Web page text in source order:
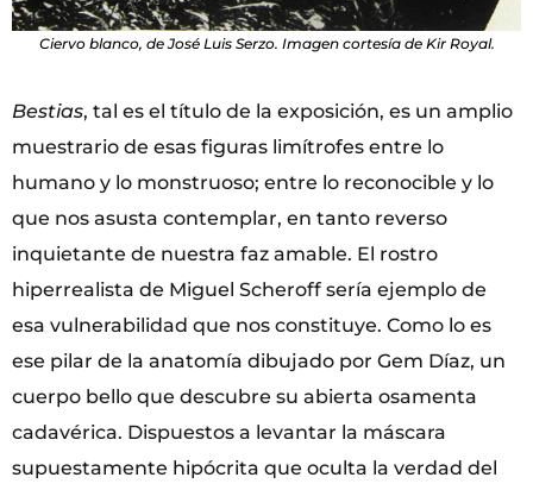
Ciervo blanco, de José Luis Serzo. Imagen cortesía de Kir Royal.
Bestias, tal es el título de la exposición, es un amplio
muestrario de esas figuras limítrofes entre lo
humano y lo monstruoso; entre lo reconocible y lo
que nos asusta contemplar, en tanto reverso
inquietante de nuestra faz amable. El rostro
hiperrealista de Miguel Scheroff sería ejemplo de
esa vulnerabilidad que nos constituye. Como lo es
ese pilar de la anatomía dibujado por Gem Díaz, un
cuerpo bello que descubre su abierta osamenta
cadavérica. Dispuestos a levantar la máscara
supuestamente hipócrita que oculta la verdad del